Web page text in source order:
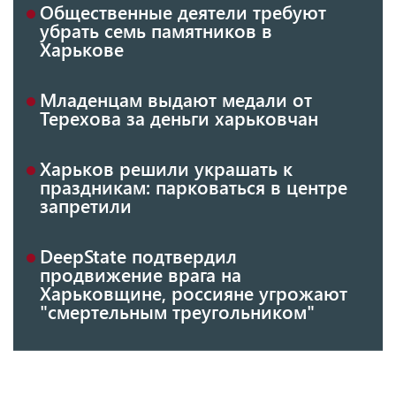
Общественные деятели требуют
убрать семь памятников в
Харькове
Младенцам выдают медали от
Терехова за деньги харьковчан
Харьков решили украшать к
праздникам: парковаться в центре
запретили
DeepState подтвердил
продвижение врага на
Харьковщине, россияне угрожают
"смертельным треугольником"